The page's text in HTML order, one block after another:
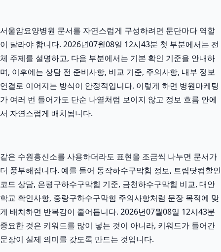
서울암요양병원 문서를 자연스럽게 구성하려면 문단마다 역할
이 달라야 합니다. 2026년07월08일 12시43분 첫 부분에서는 전
체 주제를 설명하고, 다음 부분에서는 기본 확인 기준을 안내하
며, 이후에는 상담 전 준비사항, 비교 기준, 주의사항, 내부 정보
연결로 이어지는 방식이 안정적입니다. 이렇게 하면 병원마케팅
가 여러 번 들어가도 단순 나열처럼 보이지 않고 정보 흐름 안에
서 자연스럽게 배치됩니다.
같은 수원흥신소를 사용하더라도 표현을 조금씩 나누면 문서가
더 풍부해집니다. 예를 들어 동작하수구막힘 정보, 트립닷컴할인
코드 상담, 은평구하수구막힘 기준, 금천하수구막힘 비교, 대안
학교 확인사항, 중랑구하수구막힘 주의사항처럼 문장 목적에 맞
게 배치하면 반복감이 줄어듭니다. 2026년07월08일 12시43분
중요한 것은 키워드를 많이 넣는 것이 아니라, 키워드가 들어간
문장이 실제 의미를 갖도록 만드는 것입니다.